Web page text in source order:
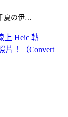
夏の伊…
上 Heic 轉
片！（Convert